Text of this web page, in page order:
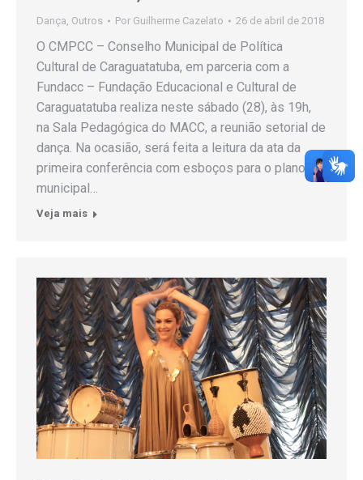
Dança, Outros Por Guilherme Cazelato 26 de abril de 2018
O CMPCC – Conselho Municipal de Política
Cultural de Caraguatatuba, em parceria com a
Fundacc – Fundação Educacional e Cultural de
Caraguatatuba realiza neste sábado (28), às 19h,
na Sala Pedagógica do MACC, a reunião setorial de
dança. Na ocasião, será feita a leitura da ata da
primeira conferência com esboços para o plano
municipal…
Veja mais